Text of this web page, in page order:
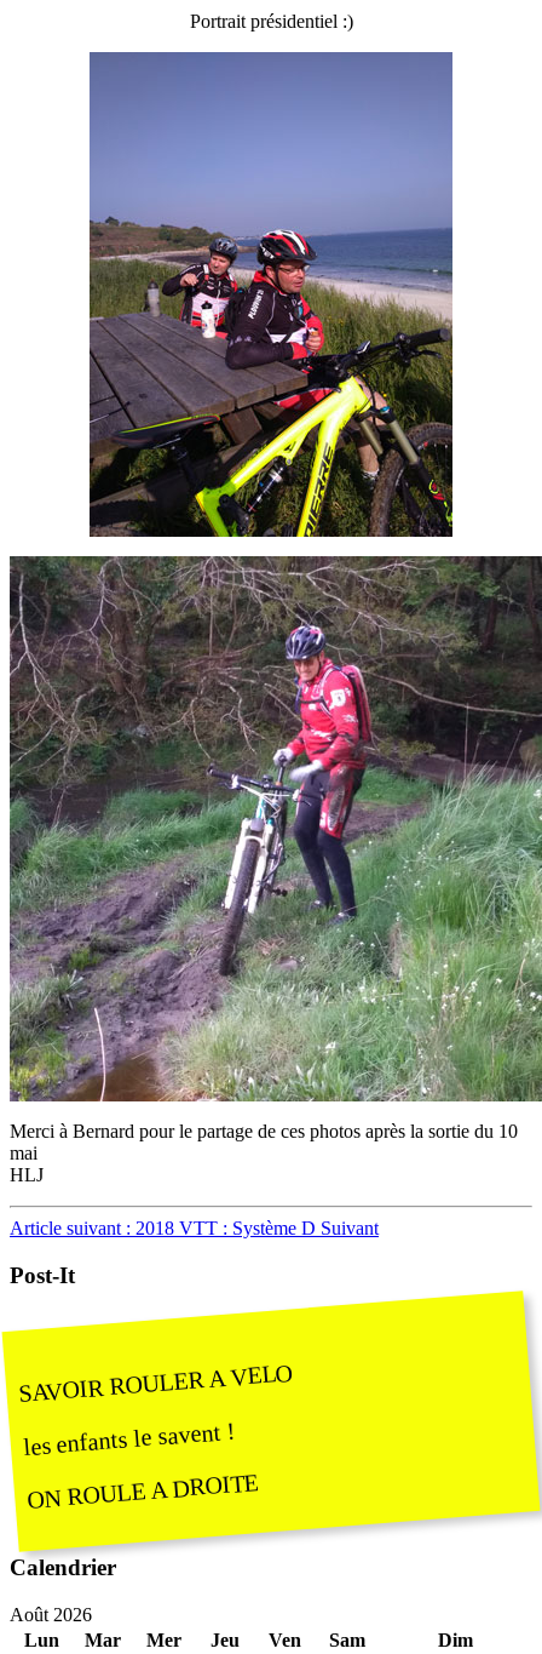
Portrait présidentiel :)
Merci à Bernard pour le partage de ces photos après la sortie du 10
mai
HLJ
Article suivant : 2018 VTT : Système D Suivant
Post-It
SAVOIR ROULER A VELO
les enfants le savent !
ON ROULE A DROITE
Calendrier
Août 2026
Lun
Mar Mer Jeu Ven Sam Dim